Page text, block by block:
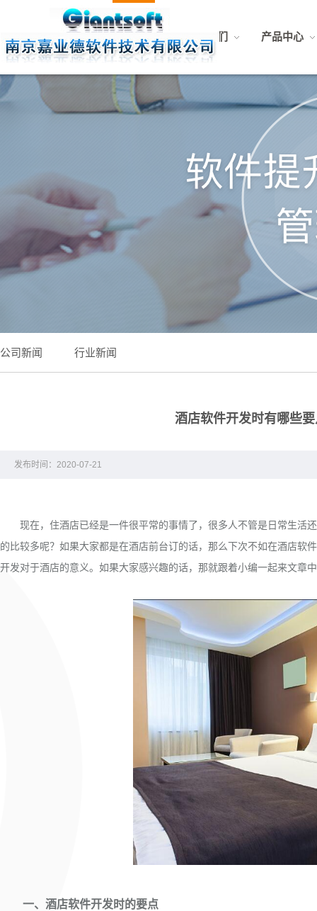
网站首页 关于我们 产品中心
公司新闻 行业新闻
酒店软件开发时有哪些
发布时间：2020-07-21
现在，住酒店已经是一件很平常的事情了，很多人不管是日常生活
的比较多呢？如果大家都是在酒店前台订的话，那么下次不如在酒店软
开发对于酒店的意义。如果大家感兴趣的话，那就跟着小编一起来文章
一、酒店软件开发时的要点